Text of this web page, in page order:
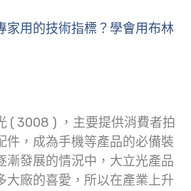
家用的技術指標？學會用布林
( 3008 ) ，主要提供消費者拍
件，成為手機等產品的必備裝
漸發展的情況中，大立光產品
大廠的喜愛，所以在產業上升